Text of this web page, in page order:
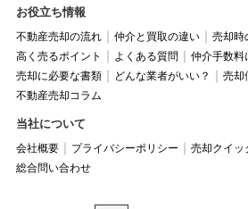
お役立ち情報
不動産売却の流れ 仲介と買取の違い
売却時
高く売るポイント
よくある質問
仲介手数料
売却に必要な書類
どんな業者がいい？
売却
不動産売却コラム
当社について
会社概要 プライバシーポリシー 売却クイッ
総合問い合わせ